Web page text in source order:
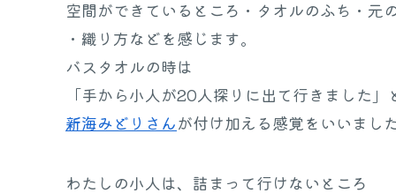
空間ができているところ・タオルのふち・元
・織り方などを感じます。
バスタオルの時は
「手から小人が20人探りに出て行きました」
新海みどりさんが付け加える感覚をいいました
わたしの小人は、詰まって行けないところ